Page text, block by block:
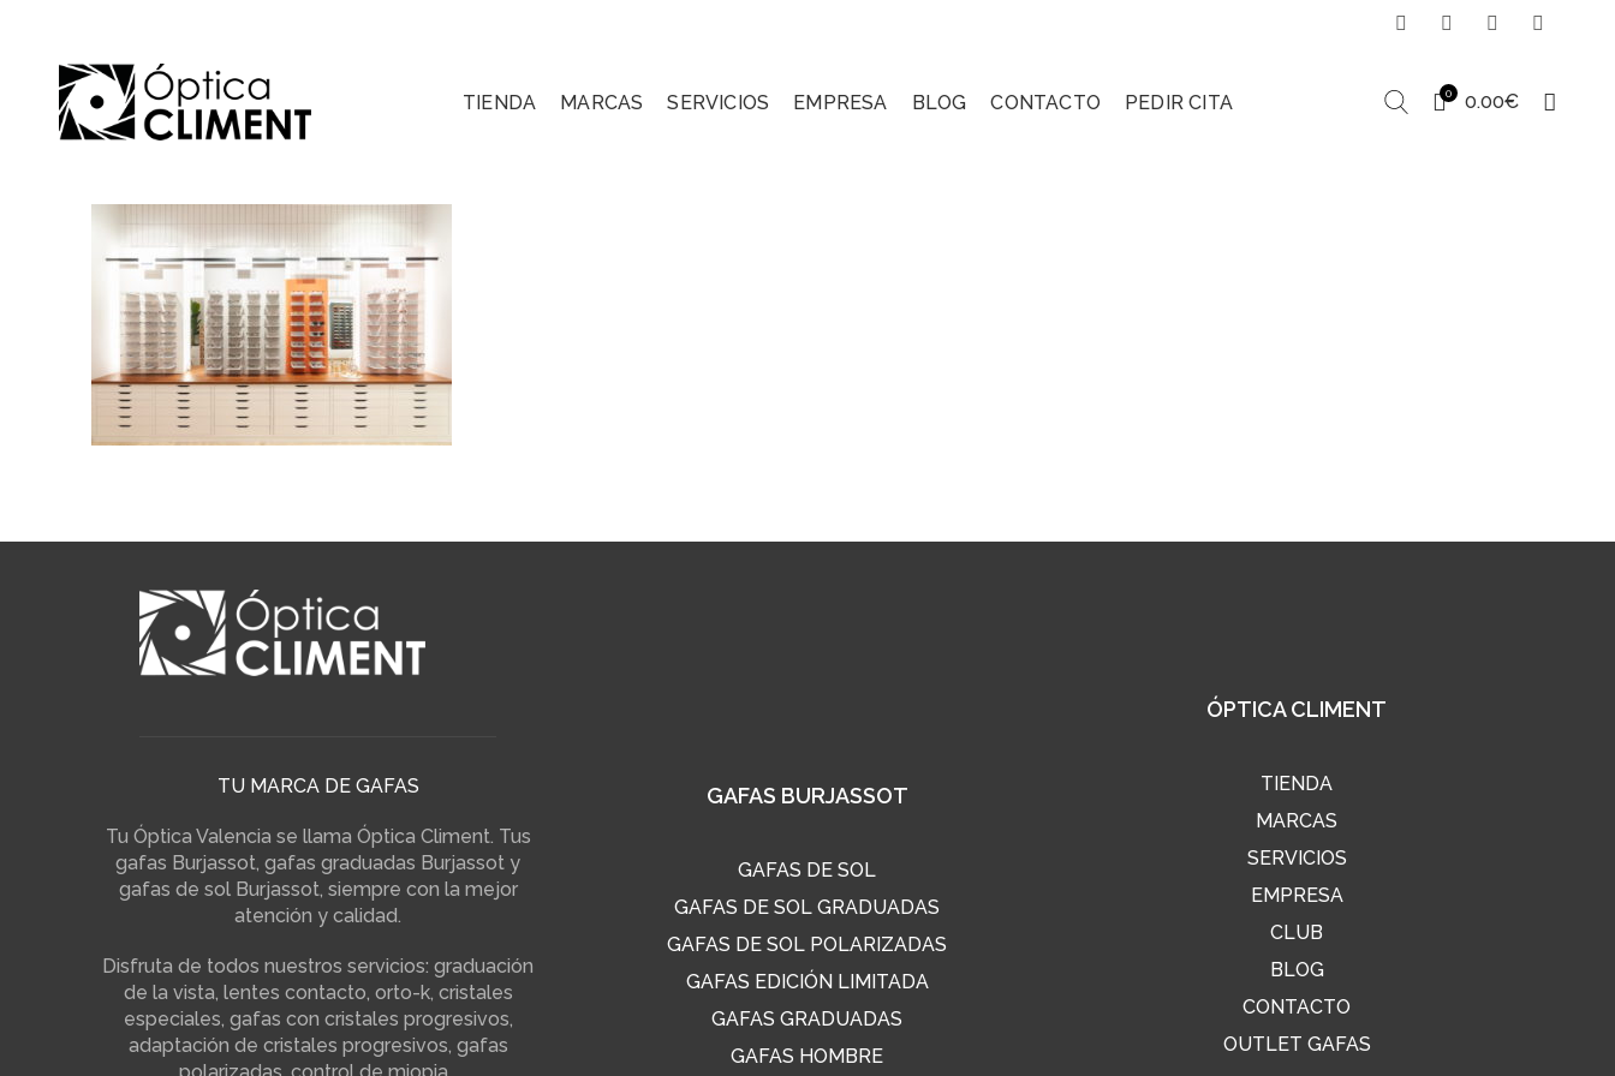
TIENDA MARCAS SERVICIOS EMPRESA BLOG CONTACTO PEDIR CITA 0 0.00€
TU MARCA DE GAFAS
Tu Óptica Valencia se llama Óptica Climent. Tus
gafas Burjassot, gafas graduadas Burjassot y
gafas de sol Burjassot, siempre con la mejor
atención y calidad.
Disfruta de todos nuestros servicios: graduación
de la vista, lentes contacto, orto-k, cristales
especiales, gafas con cristales progresivos,
adaptación de cristales progresivos, gafas
GAFAS BURJASSOT
GAFAS DE SOL
GAFAS DE SOL GRADUADAS
GAFAS DE SOL POLARIZADAS
GAFAS EDICIÓN LIMITADA
GAFAS GRADUADAS
GAFAS HOMBRE
ÓPTICA CLIMENT
TIENDA
MARCAS
SERVICIOS
EMPRESA
CLUB
BLOG
CONTACTO
OUTLET GAFAS